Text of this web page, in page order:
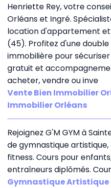
Henriette Rey, votre
Orléans et Ingré.
location d'appartement
(45). Profitez d'une
immobilière pour
gratuit et
acheter, vendre ou inve
Vente Bien Immobilier
Immobilier Orléans
Rejoignez G'M GYM à
de gymnastique
fitness. Cours pour
entraîneurs diplômés.
Gymnastique Artistique